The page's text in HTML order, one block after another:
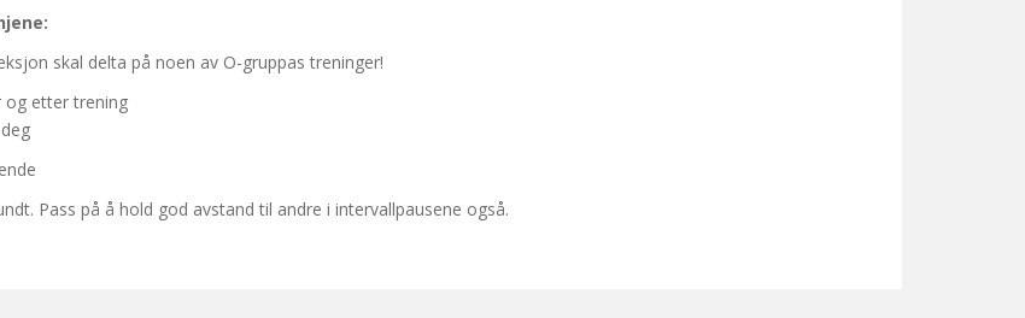
skal delta på noen av O-gruppas treninger!
og etter trening
Pass på å hold god avstand til andre i intervallpausene også.